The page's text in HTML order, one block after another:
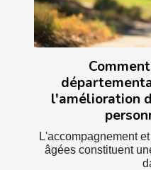
l'amélioration
L'accompagnement
âgées constituent